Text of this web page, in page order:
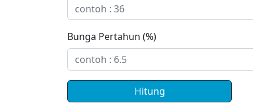
Bunga Pertahun (%)
Hitung